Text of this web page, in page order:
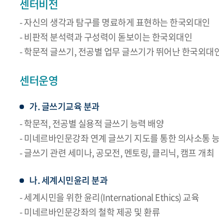
센터비전
- 자신의 생각과 탐구를 명료하게 표현하는 한국외대인
- 비판적 분석력과 구성력이 돋보이는 한국외대인
- 학문적 글쓰기, 전공별 업무 글쓰기가 뛰어난 한국외대
센터운영
가. 글쓰기교육 분과
- 학문적, 전공별 실용적 글쓰기 능력 배양
- 미네르바인문강좌 연계 글쓰기 지도를 통한 의사소통
- 글쓰기 관련 세미나, 공모전, 멘토링, 클리닉, 캠프 개최
나. 세계시민윤리 분과
- 세계시민을 위한 윤리(International Ethics) 교육
- 미네르바인문강좌의 철학 제공 및 환류